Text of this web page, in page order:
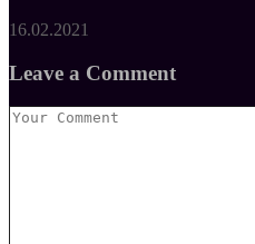
16.02.2021
Leave a Comment